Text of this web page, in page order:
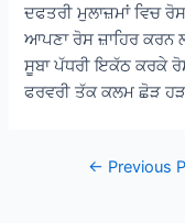
ਦਫਤਰੀ ਮੁਲਾਜ਼ਮਾਂ ਵਿਚ
ਆਪਣਾ ਰੋਸ ਜ਼ਾਹਿਰ ਕਰਨ
ਸੂਬਾ ਪੱਧਰੀ ਇਕੱਠ ਕਰਕੇ
ਫਰਵਰੀ ਤੱਕ ਕਲਮ ਛੋੜ
Post← Previous